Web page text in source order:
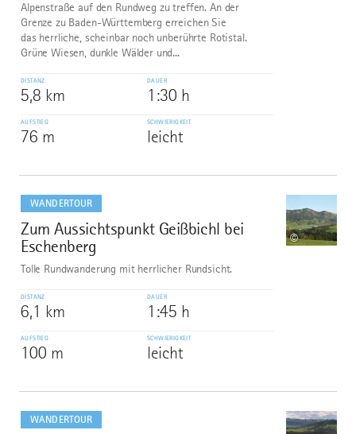
Alpenstraße auf den Rundweg zu treffen. An der
Grenze zu Baden-Württemberg erreichen Sie
das herrliche, scheinbar noch unberührte Rotistal.
Grüne Wiesen, dunkle Wälder und...
DISTANZ
5,8 km
DAUER
1:30 h
AUFSTIEG
76 m
SCHWIERIGKEIT
leicht
WANDERTOUR
9
Zum Aussichtspunkt Geißbichl bei
Eschenberg
©
Tolle Rundwanderung mit herrlicher Rundsicht.
DISTANZ
6,1 km
DAUER
1:45 h
AUFSTIEG
100 m
SCHWIERIGKEIT
leicht
dazu
WANDERTOUR
dazu